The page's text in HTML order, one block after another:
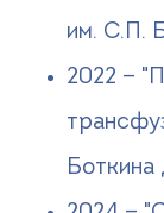
им. С.П.
2022 —